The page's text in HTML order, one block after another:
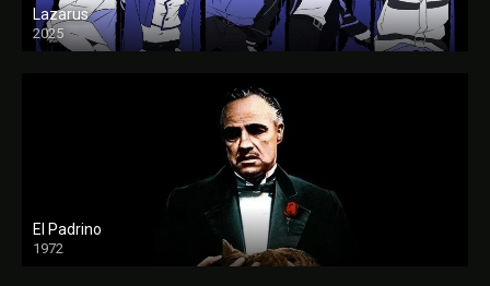
Lazarus
2025
El Padrino
1972
FULL HD